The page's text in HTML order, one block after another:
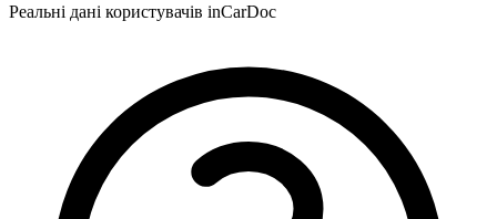
Реальні дані користувачів inCarDoc